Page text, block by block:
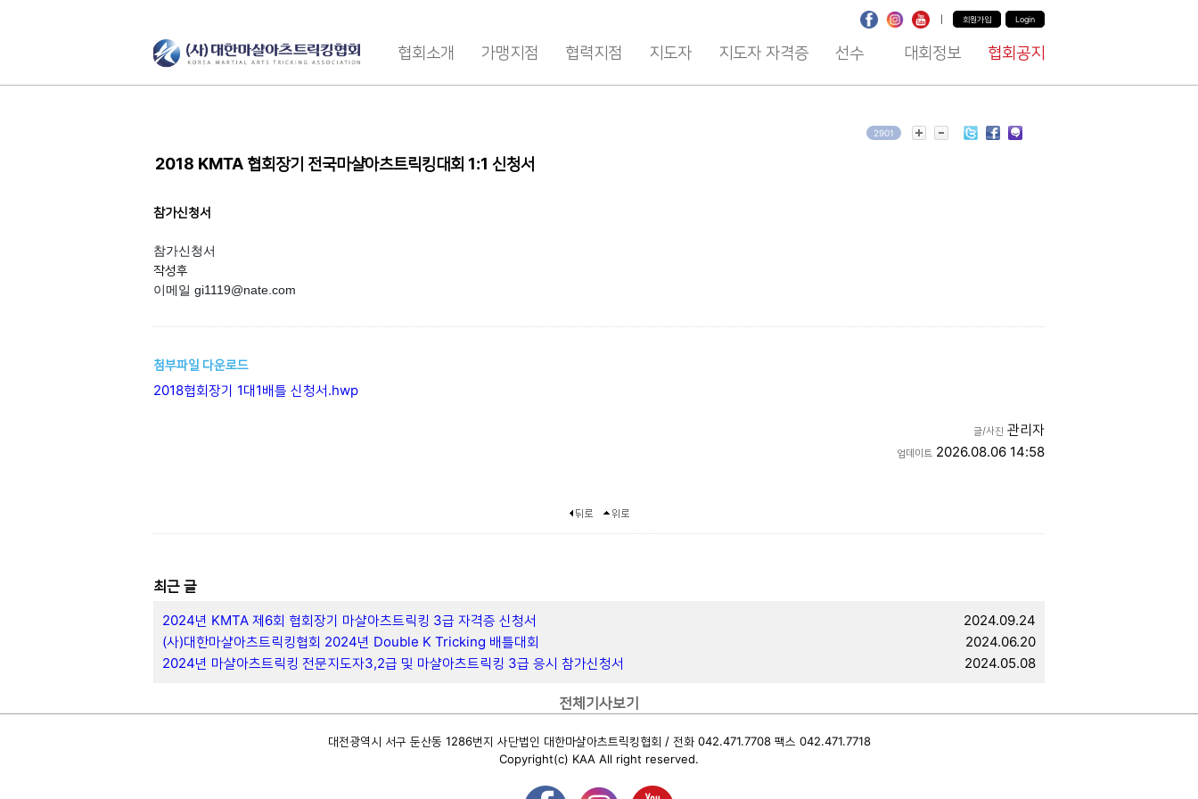
회원가입 Login
협회소개 가맹지점 협력지점 지도자 지도자 자격증 선수 대회정보 협회공지
2901
2018 KMTA 협회장기 전국마샬아츠트릭킹대회 1:1 신청서
참가신청서
참가신청서
작성후
이메일 gi1119@nate.com
첨부파일 다운로드
2018협회장기 1대1배틀 신청서.hwp
글/사진 관리자
업데이트 2026.08.06 14:58
최근 글
2024년 KMTA 제6회 협회장기 마샬아츠트릭킹 3급 자격증 신청서
2024.09.24
(사)대한마샬아츠트릭킹협회 2024년 Double K Tricking 배틀대회
2024.06.20
2024년 마샬아츠트릭킹 전문지도자3,2급 및 마샬아츠트릭킹 3급 응시 참가신청서
2024.05.08
전체기사보기
대전광역시 서구 둔산동 1286번지 사단법인 대한마샬아츠트릭킹협회 / 전화 042.471.7708 팩스 042.471.7718
Copyright(c) KAA All right reserved.